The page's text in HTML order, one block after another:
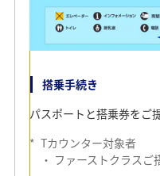
検疫
搭乗手続き
パスポートと搭乗券をご
* Tカウンター対象者
ファーストクラスご